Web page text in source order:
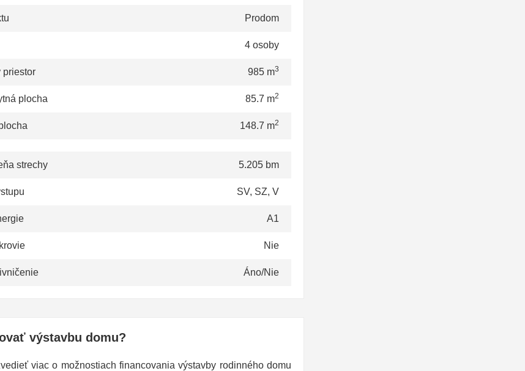
Prodom
4 osoby
priestor 985 m3
plocha 85.7 m2
148.7 m2
strechy 5.205 bm
SV, SZ, V
A1
Nie
Áno/Nie
výstavbu domu?
viac o možnostiach financovania výstavby rodinného domu